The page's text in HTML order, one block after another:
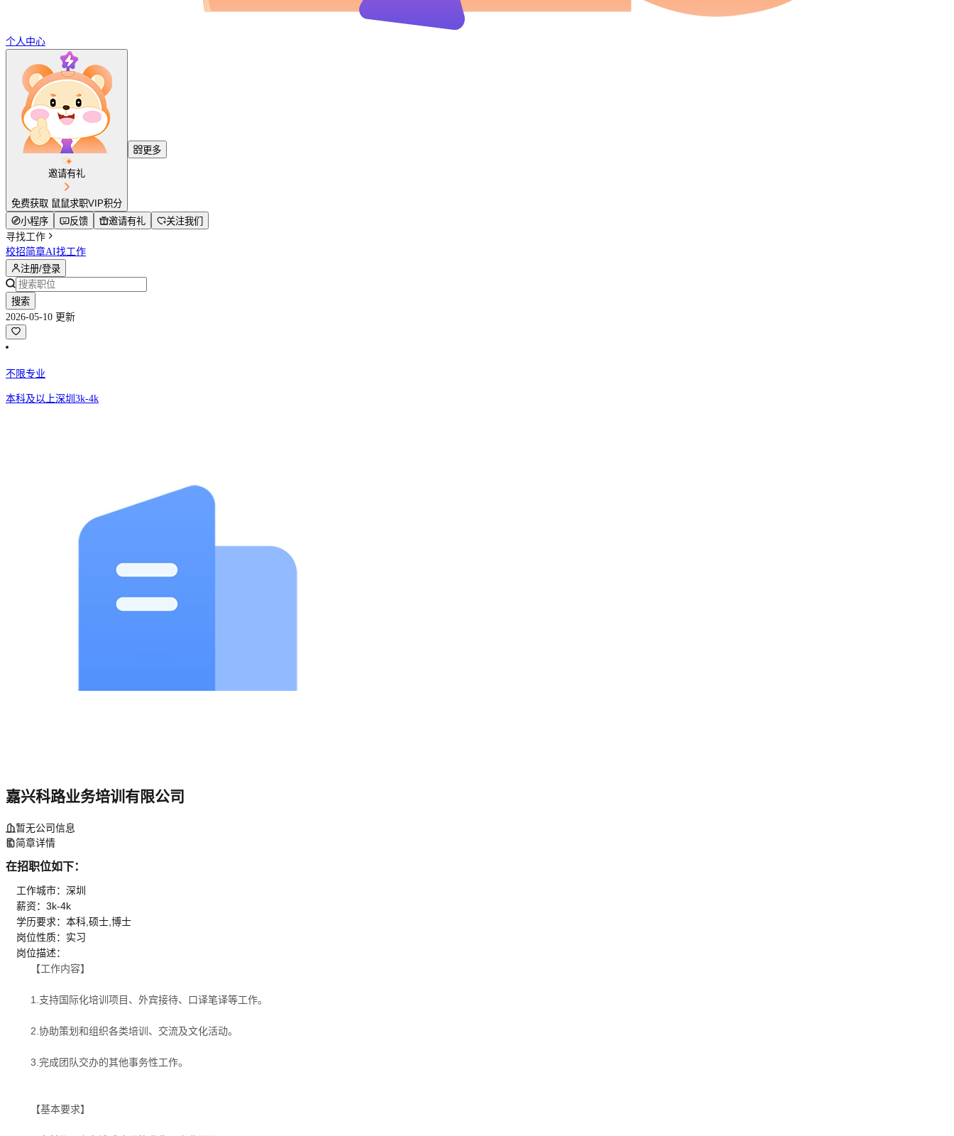
个人中心
邀请有礼
免费获取 鼠鼠求职VIP积分
更多
小程序 反馈 邀请有礼
关注我们
寻找工作
校招简章AI找工作
注册/登录
搜索
2026-05-10 更新
不限专业
本科及以上深圳 3k-4k
嘉兴科路业务培训有限公司
暂无公司信息
简章详情
在招职位如下：
工作城市：深圳
薪资：3k-4k
学历要求：本科,硕士,博士
岗位性质：实习
岗位描述：
【工作内容】
1.支持国际化培训项目、外宾接待、口译笔译等工作。
2.协助策划和组织各类培训、交流及文化活动。
3.完成团队交办的其他事务性工作。
【基本要求】